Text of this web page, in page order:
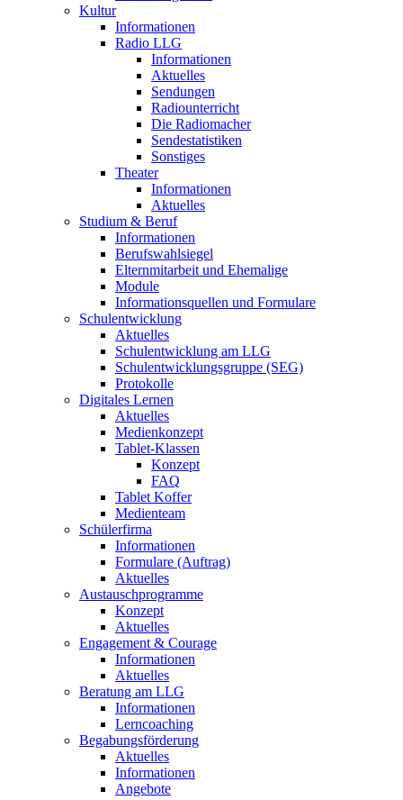
Kultur
Informationen
Radio LLG
Informationen
Aktuelles
Sendungen
Radiounterricht
Die Radiomacher
Sendestatistiken
Sonstiges
Theater
Informationen
Aktuelles
Studium & Beruf
Informationen
Berufswahlsiegel
Elternmitarbeit und Ehemalige
Module
Informationsquellen und Formulare
Schulentwicklung
Aktuelles
Schulentwicklung am LLG
Schulentwicklungsgruppe (SEG)
Protokolle
Digitales Lernen
Aktuelles
Medienkonzept
Tablet-Klassen
Konzept
FAQ
Tablet Koffer
Medienteam
Schülerfirma
Informationen
Formulare (Auftrag)
Aktuelles
Austauschprogramme
Konzept
Aktuelles
Engagement & Courage
Informationen
Aktuelles
Beratung am LLG
Informationen
Lerncoaching
Begabungsförderung
Aktuelles
Informationen
Angebote